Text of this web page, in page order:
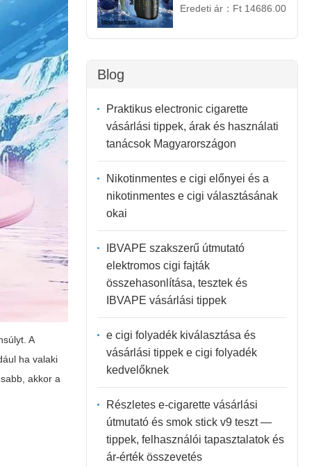
A
ha valaki
akkor a
Eredeti ár： Ft 14686.00
Blog
Praktikus electronic cigarette
vásárlási tippek, árak és használati
tanácsok Magyarországon
Nikotinmentes e cigi előnyei és a
nikotinmentes e cigi választásának
okai
IBVAPE szakszerű útmutató
elektromos cigi fajták
összehasonlítása, tesztek és
IBVAPE vásárlási tippek
e cigi folyadék kiválasztása és
vásárlási tippek e cigi folyadék
kedvelőknek
Részletes e-cigarette vásárlási
útmutató és smok stick v9 teszt —
tippek, felhasználói tapasztalatok és
ár-érték összevetés